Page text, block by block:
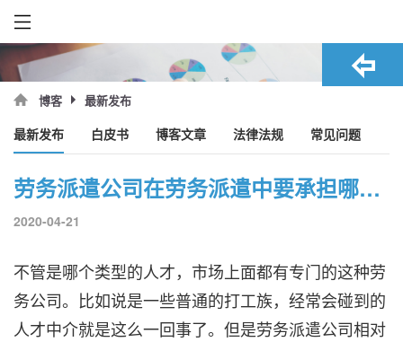
博客 最新发布
最新发布 白皮书 博客文章 法律法规 常见问题
劳务派遣公司在劳务派遣中要承担哪些内容
2020-04-21
不管是哪个类型的人才，市场上面都有专门的这种劳
务公司。比如说是一些普通的打工族，经常会碰到的
人才中介就是这么一回事了。但是劳务派遣公司相对